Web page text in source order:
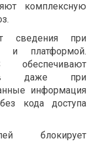
комплексную
сведения при
и платформой.
даже при
информация
кода доступа
блокирует